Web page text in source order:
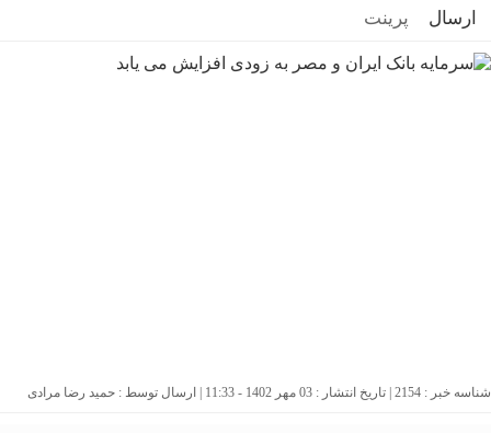
ارسال پرینت
شناسه خبر : 2154 | تاریخ انتشار : 03 مهر 1402 - 11:33 | ارسال توسط : حمید رضا مرادی